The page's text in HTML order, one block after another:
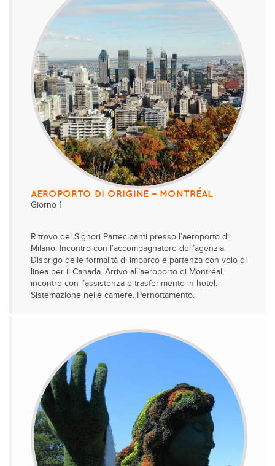
AEROPORTO DI ORIGINE – MONTRÉAL
Giorno 1
Ritrovo dei Signori Partecipanti presso l’aeroporto di
Milano. Incontro con l’accompagnatore dell’agenzia.
Disbrigo delle formalità di imbarco e partenza con volo di
linea per il Canada. Arrivo all’aeroporto di Montréal,
incontro con l’assistenza e trasferimento in hotel.
Sistemazione nelle camere. Pernottamento.